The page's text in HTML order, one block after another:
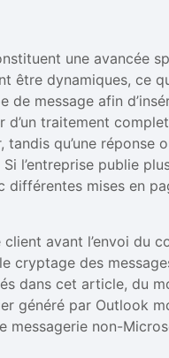
une avancée
être dynamiques, ce
message afin
traitement
tandis qu’une
l’entreprise publie
mises en
avant l’envoi du
cryptage des
dans cet article, du
par Outlook
messagerie non-